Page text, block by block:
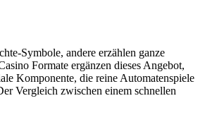
Symbole, andere erzählen ganze
Formate ergänzen dieses Angebot,
Komponente, die reine Automatenspiele
Vergleich zwischen einem schnellen